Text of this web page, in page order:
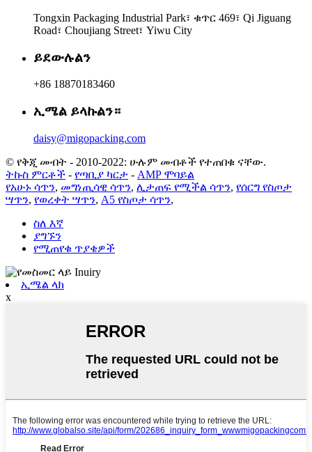
Tongxin Packaging Industrial Park፣ ቁጥር 469፣ Qi Jiguang
Road፣ Choujiang Street፣ Yiwu City
ይደውሉልን
+86 18870183460
ኢሜል ይላኩልን።
daisy@migopacking.com
© የቅጂ መብት - 2010-2022: ሁሉም መብቶች የተጠበቁ ናቸው.
ትኩስ ምርቶች - የጣቢያ ካርታ - AMP ሞባይል
የአሁኑ ሳጥን, መግነጢሳዊ ሳጥን, ሊታጠፍ የሚችል ሳጥን, የሰርግ የስጦታ
ሣጥን, የወረቀት ሣጥን, A5 የስጦታ ሳጥን,
ስለ እኛ
ያግኙን
የሚጠየቁ ጥያቄዎች
ኢሜል ላክ
x